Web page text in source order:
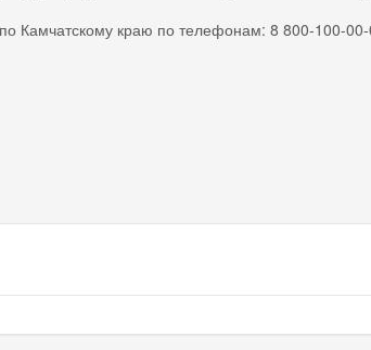
Камчатскому краю по телефонам: 8 800-100-